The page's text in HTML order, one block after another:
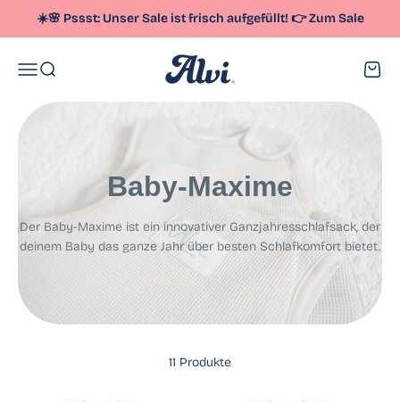
☀️🌸 Pssst: UnserSaleist frisch aufgefüllt! 👉 Zum Sale
MenüSuche Alvi
Baby-Maxime
Der Baby-Maxime ist ein innovativer Ganzjahresschlafsack, der
deinem Baby das ganze Jahr über besten Schlafkomfort bietet.
11 Produkte